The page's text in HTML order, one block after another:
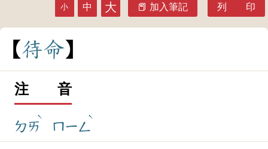
小 中 大 加入筆記 列 印
待命
注 音
ㄉㄞ
ˋ
ㄇㄧㄥ
ˋ